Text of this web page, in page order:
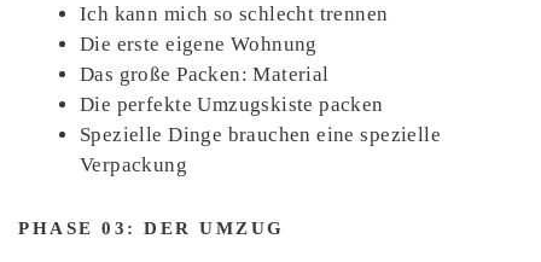
Ich kann mich so schlecht trennen
Die erste eigene Wohnung
Das große Packen: Material
Die perfekte Umzugskiste packen
Spezielle Dinge brauchen eine spezielle
Verpackung
PHASE 03: DER UMZUG